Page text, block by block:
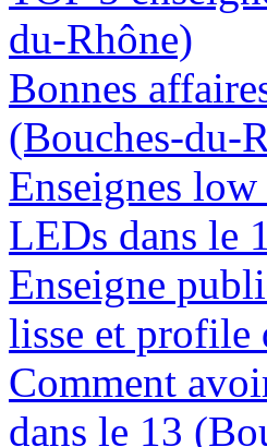
du-Rhône)
Bonnes
(Bouches-du-
Enseignes
LEDs dans le
Enseigne
lisse et profile
Comment
dans le 13